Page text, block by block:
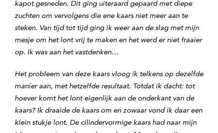
kapot gesneden. Dit ging uiteraard gepaard met diepe
zuchten om vervolgens die ene kaars niet meer aan te
steken. Van tijd tot tijd ging ik weer aan de slag met mijn
mesje om het lont vrij te maken en het werd er niet fraaier
op. Ik was aan het vastdenken…
Het probleem van deze kaars vloog ik telkens op dezelfde
manier aan, met hetzelfde resultaat. Totdat ik dacht: tot
hoever komt het lont eigenlijk aan de onderkant van de
kaars? Ik draaide de kaars om en zowaar vond ik daar een
klein stukje lont. De cilindervormige kaars had naar mijn